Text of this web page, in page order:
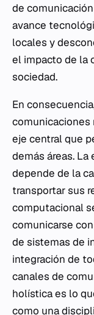
de
avance
locales y
el impacto de la
sociedad.
En
comunicaciones
eje central que
demás áreas.
depende de la
transportar sus
computacional
comunicarse
de sistemas de
integración de
canales de
holística es lo
como una